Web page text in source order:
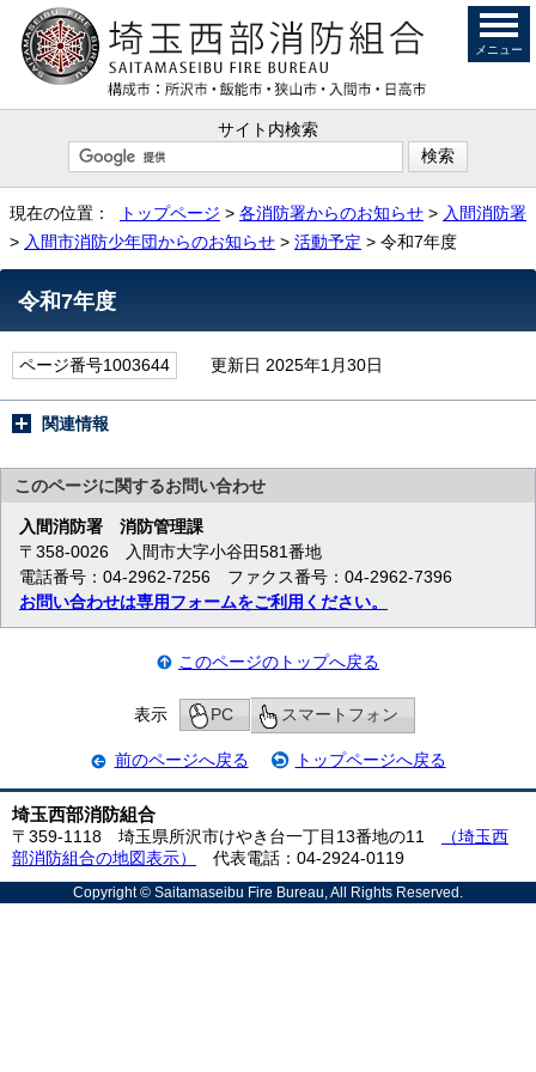
サイト内検索
メニュー
現在の位置： トップページ > 各消防署からのお知らせ > 入間消防署
> 入間市消防少年団からのお知らせ > 活動予定 > 令和7年度
令和7年度
ページ番号1003644 更新日 2025年1月30日
関連情報
このページに関するお問い合わせ
入間消防署 消防管理課
〒358-0026 入間市大字小谷田581番地
電話番号：04-2962-7256 ファクス番号：04-2962-7396
お問い合わせは専用フォームをご利用ください。
このページのトップへ戻る
表示 PC スマートフォン
前のページへ戻る トップページへ戻る
埼玉西部消防組合
〒359-1118 埼玉県所沢市けやき台一丁目13番地の11
（埼玉西
部消防組合の地図表示）
代表電話：04-2924-0119
Copyright © Saitamaseibu Fire Bureau, All Rights Reserved.